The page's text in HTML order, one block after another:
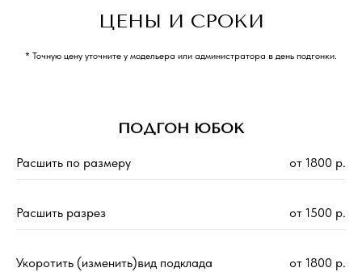
ЦЕНЫ И СРОКИ
* Точную цену уточните у модельера или администратора в день подгонки.
ПОДГОН ЮБОК
Расшить по размеру от 1800 р.
Расшить разрез от 1500 р.
Укоротить (изменить)вид подклада от 1800 р.